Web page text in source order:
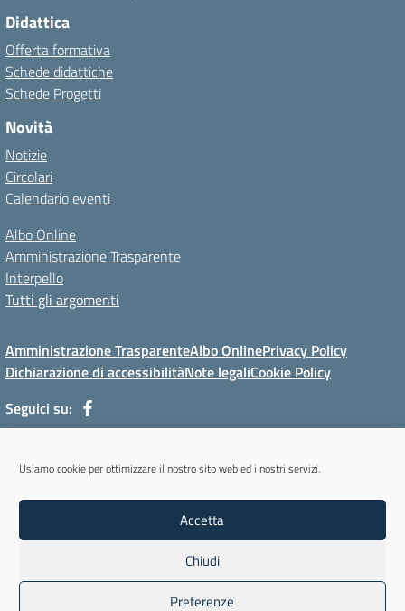
Usiamo cookie per ottimizzare il nostro sito web ed i nostri servizi.
Accetta
Chiudi
Preferenze
Didattica
Offerta formativa
Schede didattiche
Schede Progetti
Novità
Notizie
Circolari
Calendario eventi
Albo Online
Amministrazione Trasparente
Interpello
Tutti gli argomenti
Amministrazione TrasparenteAlbo OnlinePrivacy Policy
Dichiarazione di accessibilitàNote legaliCookie Policy
Seguici su:
Via Mur di Cadola, 12 - 32100 Belluno (BL) - Tel 0437/31143 - Mail:
Codice meccanografico: BLMM08400L - Codice iPA: cpiabl - C.F.
93051950256 - Codice univoco fatturazione elettronica (CUF): UFYKU0